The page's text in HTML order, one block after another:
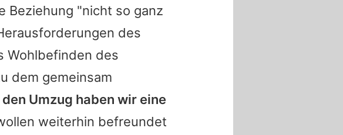
Beziehung "nicht so ganz
des
Wohlbefinden des
dem gemeinsam
Umzug haben wir eine
weiterhin befreundet